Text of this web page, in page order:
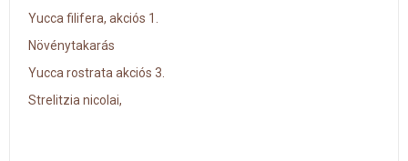
Yucca filifera, akciós 1.
Növénytakarás
Yucca rostrata akciós 3.
Strelitzia nicolai,